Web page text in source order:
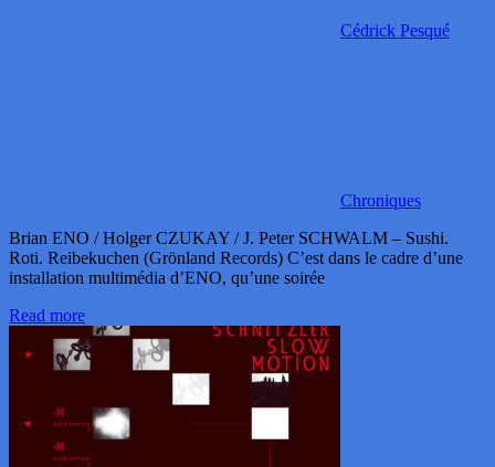
Cédrick Pesqué
Chroniques
Brian ENO / Holger CZUKAY / J. Peter SCHWALM – Sushi.
Roti. Reibekuchen (Grönland Records) C’est dans le cadre d’une
installation multimédia d’ENO, qu’une soirée
Read more